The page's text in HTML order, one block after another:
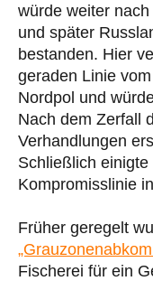
würde weiter
und später
bestanden. Hier
geraden Linie
Nordpol und
Nach dem Zerfall
Verhandlungen
Schließlich
Kompromisslinie
Früher geregelt
Fischerei für ein